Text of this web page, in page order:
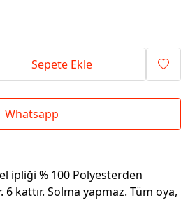
Sepete Ekle
Whatsapp
ipliği % 100 Polyesterden
kattır. Solma yapmaz. Tüm oya,